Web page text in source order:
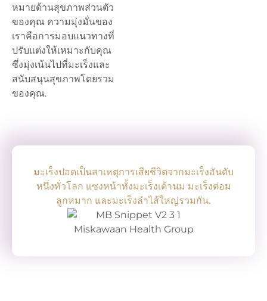
หมายด้านสุขภาพส่วนตัว
ของคุณ ความมุ่งมั่นของ
เราคือการมอบแนวทางที่
ปรับแต่งให้เหมาะกับคุณ
ซึ่งมุ่งเน้นไปที่มะเร็งและ
สนับสนุนสุขภาพโดยรวม
ของคุณ.
มะเร็งปอดเป็นสาเหตุการเสียชีวิตจากมะเร็งอันดับ
หนึ่งทั่วโลก แซงหน้าทั้งมะเร็งเต้านม มะเร็งต่อม
ลูกหมาก และมะเร็งลำไส้ใหญ่รวมกัน.